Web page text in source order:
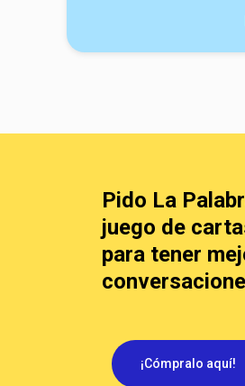
Pido La
juego de
para tener
¡Cómpralo aquí!